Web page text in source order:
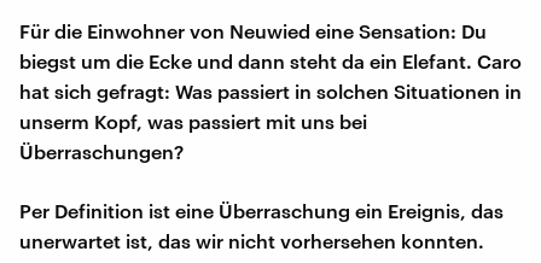
Für die Einwohner von Neuwied eine Sensation: Du
biegst um die Ecke und dann steht da ein Elefant. Caro
hat sich gefragt: Was passiert in solchen Situationen in
unserm Kopf, was passiert mit uns bei
Überraschungen?
Per Definition ist eine Überraschung ein Ereignis, das
unerwartet ist, das wir nicht vorhersehen konnten.